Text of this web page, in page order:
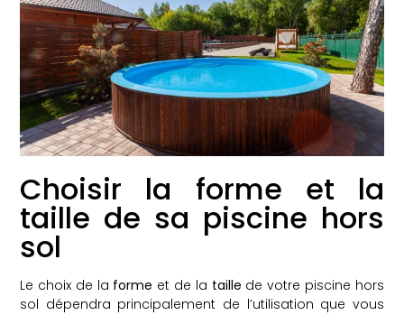
Choisir la forme et la
taille de sa piscine hors
sol
Le choix de la forme et de la taille de votre piscine hors
sol dépendra principalement de l’utilisation que vous